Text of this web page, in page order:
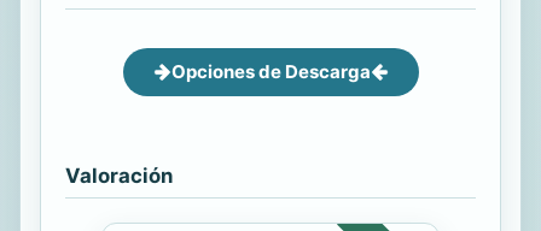
Opciones de Descarga
Valoración